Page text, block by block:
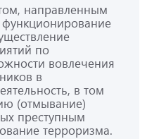
направленным
по
вовлечения
в
в том
(отмывание)
преступным
терроризма.